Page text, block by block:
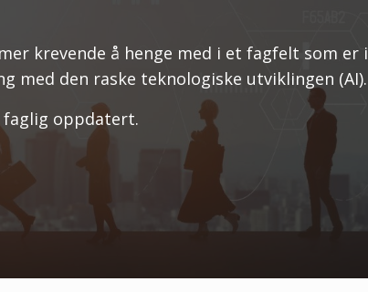
krevende å henge med i et fagfelt som er i
med den raske teknologiske utviklingen (AI).
faglig oppdatert.